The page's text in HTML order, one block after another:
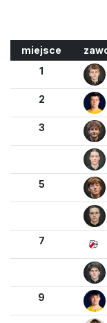
miejsce
1
2
3
5
7
9